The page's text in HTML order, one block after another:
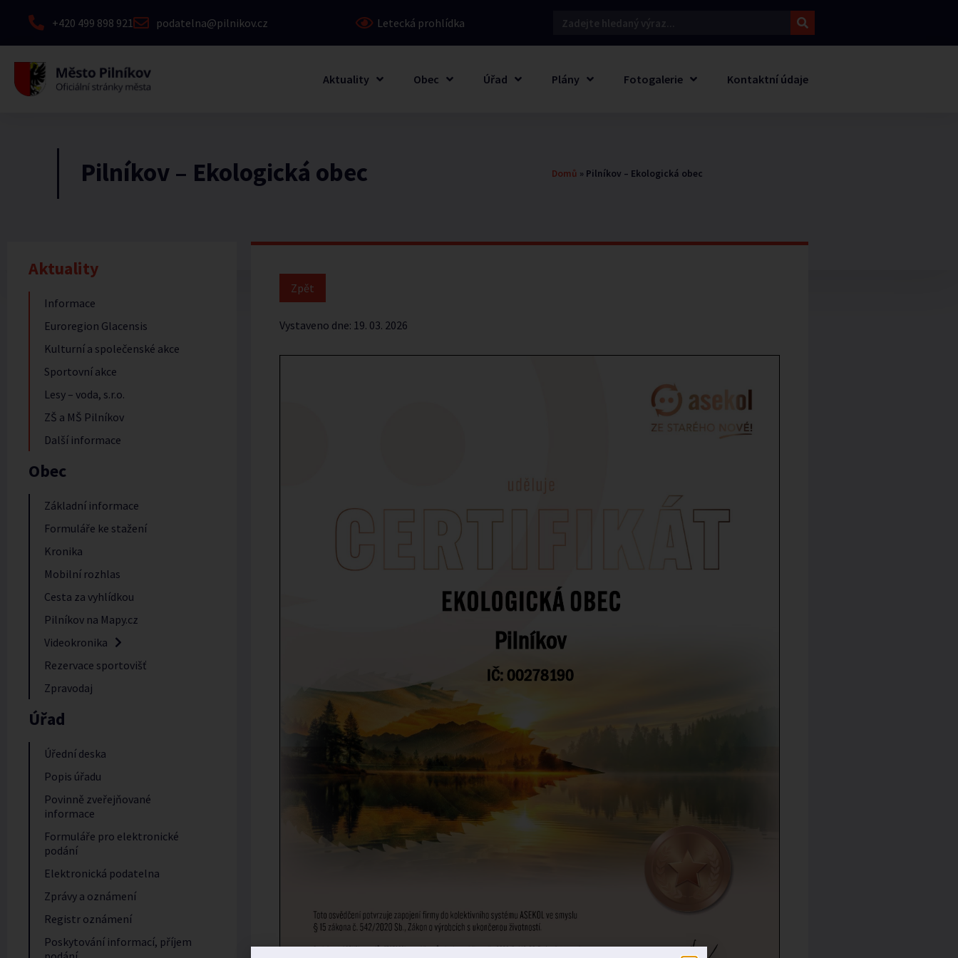
+420 499 898 921 podatelna@pilnikov.cz Letecká prohlídka
Aktuality Obec Úřad Plány Fotogalerie Kontaktní údaje
Pilníkov – Ekologická obec Domů » Pilníkov – Ekologická obec
Aktuality
Informace
Euroregion Glacensis
Kulturní a společenské akce
Sportovní akce
Lesy – voda, s.r.o.
ZŠ a MŠ Pilníkov
Další informace
Obec
Základní informace
Formuláře ke stažení
Kronika
Mobilní rozhlas
Cesta za vyhlídkou
Pilníkov na Mapy.cz
Videokronika
Rezervace sportovišť
Zpravodaj
Úřad
Úřední deska
Popis úřadu
Povinně zveřejňované
informace
Formuláře pro elektronické
podání
Elektronická podatelna
Zprávy a oznámení
Registr oznámení
Poskytování informací, příjem
Vystaveno dne: 19. 03. 2026